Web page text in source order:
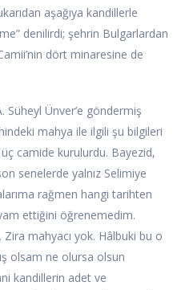
aşağıya kandillerle
denilirdi; şehrin Bulgarlardan
dört minaresine de
Ünver’e göndermiş
mahya ile ilgili şu bilgileri
camide kurulurdu. Bayezid,
senelerde yalnız Selimiye
rağmen hangi tarihten
ettiğini öğrenemedim.
mahyacı yok. Hâlbuki bu o
olsam ne olursa olsun
kandillerin adet ve